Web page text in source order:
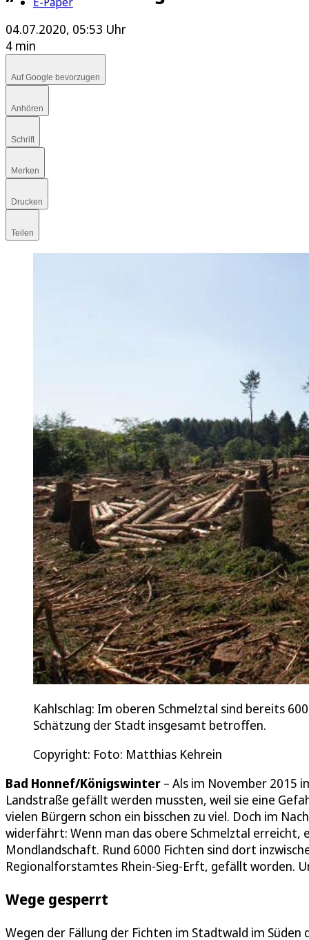
04.07.2020, 05:53 Uhr
4 min
Auf Google bevorzugen
Anhören
Schrift
Merken
Drucken
Teilen
Kahlschlag: Im oberen Schmelztal sind bereits
Schätzung der Stadt insgesamt betroffen.
Copyright: Foto: Matthias Kehrein
Bad Honnef/Königswinter – Als im November 2015
Landstraße gefällt werden mussten, weil sie eine
vielen Bürgern schon ein bisschen zu viel. Doch im
widerfährt: Wenn man das obere Schmelztal
Mondlandschaft. Rund 6000 Fichten sind dort
Regionalforstamtes Rhein-Sieg-Erft, gefällt worden.
Wege gesperrt
Wegen der Fällung der Fichten im Stadtwald im